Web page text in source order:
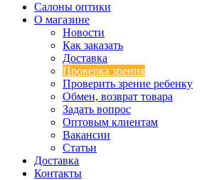
Салоны оптики
О магазине
Новости
Как заказать
Доставка
Проверка зрения
Проверить зрение ребенку
Обмен, возврат товара
Задать вопрос
Оптовым клиентам
Вакансии
Статьи
Доставка
Контакты